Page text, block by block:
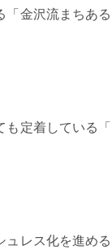
金沢流まちあ
定着している
レス化を進め